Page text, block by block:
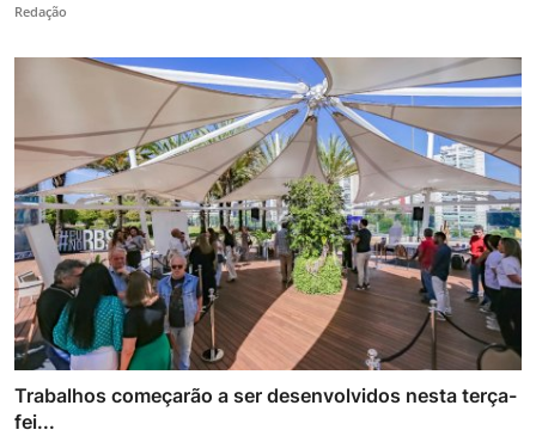
Redação
Trabalhos começarão a ser desenvolvidos nesta terça-
fei...